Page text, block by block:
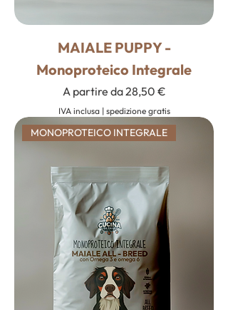
MAIALE PUPPY -
Monoproteico Integrale
A partire da28,50 €
Prezzo scontato
IVA inclusa| spedizione gratis
MONOPROTEICO INTEGRALE